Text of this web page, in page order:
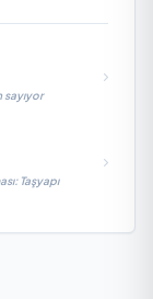
sayıyor
Taşyapı